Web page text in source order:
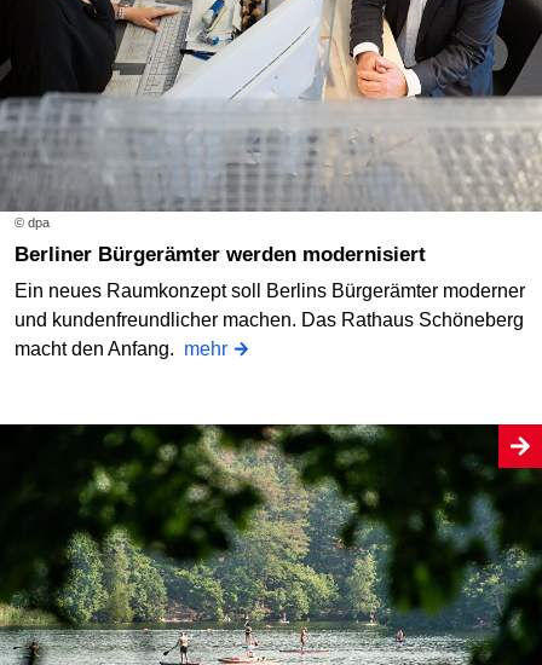
© dpa
Berliner Bürgerämter werden modernisiert
Ein neues Raumkonzept soll Berlins Bürgerämter moderner
und kundenfreundlicher machen. Das Rathaus Schöneberg
macht den Anfang. mehr